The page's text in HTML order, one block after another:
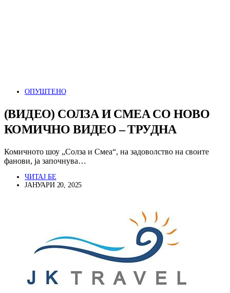
ОПУШТЕНО
(ВИДЕО) СОЛЗА И СМЕА СО НОВО
КОМИЧНО ВИДЕО – ТРУДНА
Комичното шоу „Солза и Смеа“, на задоволство на своите
фанови, ја започнува…
ЧИТАЈ БЕ
ЈАНУАРИ 20, 2025